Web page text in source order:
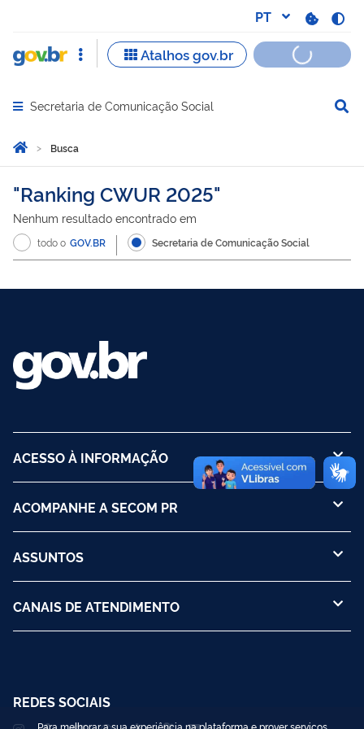
Abrir menu principal de navegação
Secretaria de Comunicação Social
Você está aqui:
Página Inicial
Busca
Busca
Ranking CWUR 2025
Nenhum resultado encontrado em
todo o GOV.BR Secretaria de Comunicação Social
ACESSO À INFORMAÇÃO
ACOMPANHE A SECOM PR
ASSUNTOS
CANAIS DE ATENDIMENTO
REDES SOCIAIS
Para melhorar a sua experiência na plataforma e prover serviços